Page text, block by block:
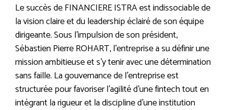
Le succès de FINANCIERE ISTRA est indissociable de
la vision claire et du leadership éclairé de son équipe
dirigeante. Sous l’impulsion de son président,
Sébastien Pierre ROHART, l’entreprise a su définir une
mission ambitieuse et s’y tenir avec une détermination
sans faille. La gouvernance de l’entreprise est
structurée pour favoriser l’agilité d’une fintech tout en
intégrant la rigueur et la discipline d’une institution